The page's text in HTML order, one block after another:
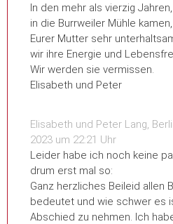
In den mehr als vierzig
in die Burrweiler Mühle
Eurer Mutter sehr
wir ihre Energie und
Wir werden sie vermissen.
Elisabeth und Peter
Elisabeth und Peter Lang,
2023 um 22:21 Uhr
Leider habe ich noch keine
drum erst mal so:
Ganz herzliches Beileid allen
bedeutet und wie schwer es
Abschied zu nehmen. Ich